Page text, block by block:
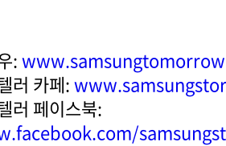
:
러 카페:
러 페이스북: